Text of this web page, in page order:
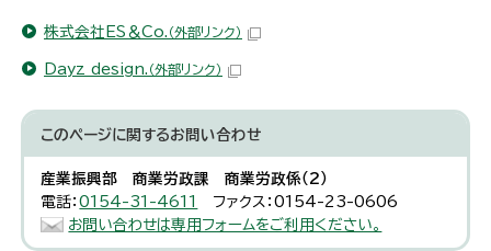
株式会社ES＆Co. （外部リンク）
Dayz design. （外部リンク）
このページに関するお問い合わせ
産業振興部 商業労政課 商業労政係（2）
電話：0154-31-4611
ファクス：0154-23-0606
お問い合わせは専用フォームをご利用ください。